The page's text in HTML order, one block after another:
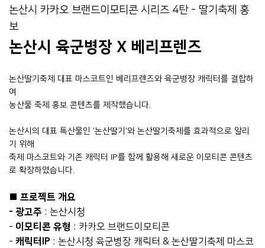
논산시 카카오 브랜드이모티콘 시리즈 4탄 - 딸기축제 홍
보
논산시 육군병장 X 베리프렌즈
논산딸기축제 대표 마스코트인 베리프렌즈와 육군병장 캐릭터를 결합하
여
농산물 축제 홍보 콘텐츠를 제작했습니다.
논산시의 대표 특산물인 '논산딸기'와 논산딸기축제를 효과적으로 알리
기 위해
축제 마스코트와 기존 캐릭터 IP를 함께 활용해 새로운 이모티콘 콘텐츠
로 확장하였습니다.
■ 프로젝트 개요
- 광고주 : 논산시청
- 이모티콘 유형 : 카카오 브랜드이모티콘
- 캐릭터IP : 논산시청 육군병장 캐릭터 & 논산딸기축제 마스코